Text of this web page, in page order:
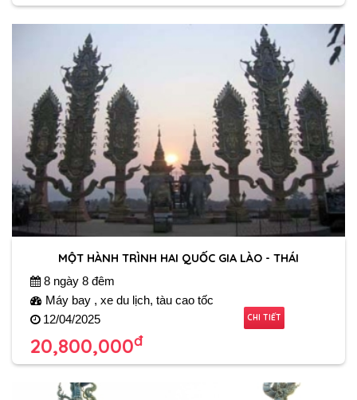
MỘT HÀNH TRÌNH HAI QUỐC GIA LÀO - THÁI
8 ngày 8 đêm
Máy bay , xe du lịch, tàu cao tốc
12/04/2025
20,800,000đ
CHI TIẾT